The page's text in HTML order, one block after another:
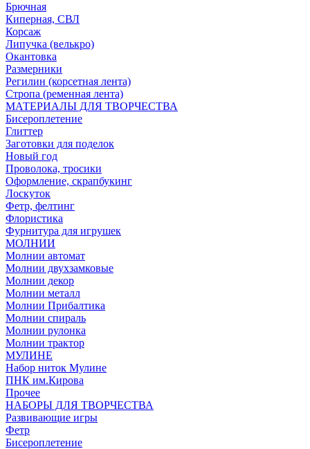
Брючная
Киперная, СВЛ
Корсаж
Липучка (велькро)
Окантовка
Размерники
Регилин (корсетная лента)
Стропа (ременная лента)
МАТЕРИАЛЫ ДЛЯ ТВОРЧЕСТВА
Бисероплетение
Глиттер
Заготовки для поделок
Новый год
Проволока, тросики
Оформление, скрапбукинг
Лоскуток
Фетр, фелтинг
Флористика
Фурнитура для игрушек
МОЛНИИ
Молнии автомат
Молнии двухзамковые
Молнии декор
Молнии металл
Молнии Прибалтика
Молнии спираль
Молнии рулонка
Молнии трактор
МУЛИНЕ
Набор ниток Мулине
ПНК им.Кирова
Прочее
НАБОРЫ ДЛЯ ТВОРЧЕСТВА
Развивающие игры
Фетр
Бисероплетение